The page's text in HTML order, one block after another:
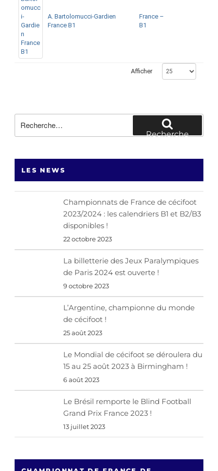
A. Bartolomucci-Gardien
France B1
France –
B1
Afficher
pour
Recherche
LES NEWS
Championnats de France de cécifoot
2023/2024 : les calendriers B1 et B2/B3
disponibles !
22 octobre 2023
La billetterie des Jeux Paralympiques
de Paris 2024 est ouverte !
9 octobre 2023
L’Argentine, championne du monde
de cécifoot !
25 août 2023
Le Mondial de cécifoot se déroulera du
15 au 25 août 2023 à Birmingham !
6 août 2023
Le Brésil remporte le Blind Football
Grand Prix France 2023 !
13 juillet 2023